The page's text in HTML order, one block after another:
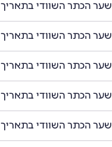
שער הכתר השוודי בתאריך 24/01/2026 הוא 0.3503
שער הכתר השוודי בתאריך 25/01/2026 הוא 0.3503
שער הכתר השוודי בתאריך 26/01/2026 הוא 0.3503
שער הכתר השוודי בתאריך 27/01/2026 הוא 0.3488
שער הכתר השוודי בתאריך 28/01/2026 הוא 0.35